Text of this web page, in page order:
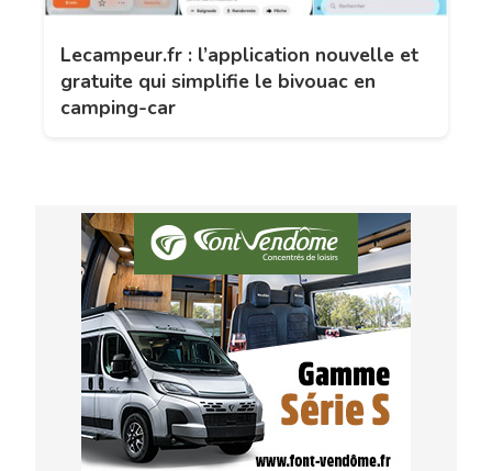
Lecampeur.fr : l’application nouvelle et
gratuite qui simplifie le bivouac en
camping-car